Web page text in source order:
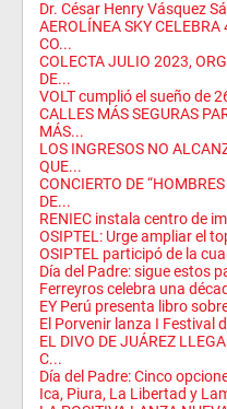
Dr. César Henry Vásquez
AEROLÍNEA SKY
CO...
COLECTA JULIO 2023,
DE...
VOLT cumplió el sueño de
CALLES MÁS SEGURAS
MÁS...
LOS INGRESOS NO
QUE...
CONCIERTO DE
DE...
RENIEC instala centro de
OSIPTEL: Urge ampliar el
OSIPTEL participó de la
Día del Padre: sigue estos
Ferreyros celebra una
EY Perú presenta libro
El Porvenir lanza I Festival
EL DIVO DE JUÁREZ
C...
Día del Padre: Cinco
Ica, Piura, La Libertad y